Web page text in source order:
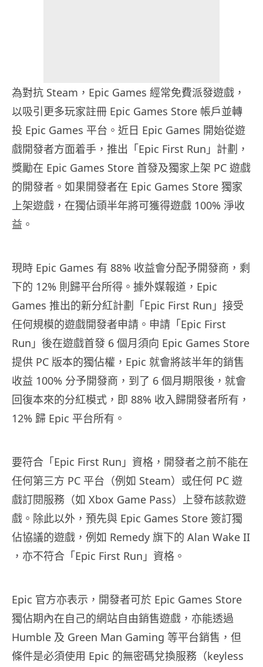
為對抗 Steam，Epic Games 經常免費派發遊戲，
以吸引更多玩家註冊 Epic Games Store 帳戶並轉
投 Epic Games 平台。近日 Epic Games 開始從遊
戲開發者方面着手，推出「Epic First Run」計劃，
獎勵在 Epic Games Store 首發及獨家上架 PC 遊戲
的開發者。如果開發者在 Epic Games Store 獨家
上架遊戲，在獨佔頭半年將可獲得遊戲 100% 淨收
益。
現時 Epic Games 有 88% 收益會分配予開發商，剩
下的 12% 則歸平台所得。據外媒報道，Epic
Games 推出的新分紅計劃「Epic First Run」接受
任何規模的遊戲開發者申請。申請「Epic First
Run」後在遊戲首發 6 個月須向 Epic Games Store
提供 PC 版本的獨佔權，Epic 就會將該半年的銷售
收益 100% 分予開發商，到了 6 個月期限後，就會
回復本來的分紅模式，即 88% 收入歸開發者所有，
12% 歸 Epic 平台所有。
要符合「Epic First Run」資格，開發者之前不能在
任何第三方 PC 平台（例如 Steam）或任何 PC 遊
戲訂閱服務（如 Xbox Game Pass）上發布該款遊
戲。除此以外，預先與 Epic Games Store 簽訂獨
佔協議的遊戲，例如 Remedy 旗下的 Alan Wake II
，亦不符合「Epic First Run」資格。
Epic 官方亦表示，開發者可於 Epic Games Store
獨佔期內在自己的網站自由銷售遊戲，亦能透過
Humble 及 Green Man Gaming 等平台銷售，但
條件是必須使用 Epic 的無密碼兌換服務（keyless